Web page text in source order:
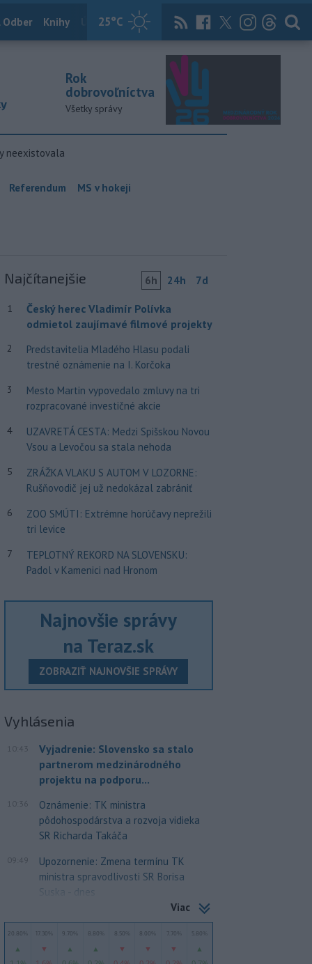
25°C
Odber Knihy Útulkovo Magazín News Now Archív
Rok
dobrovoľníctva
Všetky správy
neexistovala
Referendum MS v hokeji
Najčítanejšie 6h 24h 7d
1
Český herec Vladimír Polívka
odmietol zaujímavé filmové projekty
2
Predstavitelia Mladého Hlasu podali
trestné oznámenie na I. Korčoka
3
Mesto Martin vypovedalo zmluvy na tri
rozpracované investičné akcie
4
UZAVRETÁ CESTA: Medzi Spišskou Novou
Vsou a Levočou sa stala nehoda
5
ZRÁŽKA VLAKU S AUTOM V LOZORNE:
Rušňovodič jej už nedokázal zabrániť
6
ZOO SMÚTI: Extrémne horúčavy neprežili
tri levice
7
TEPLOTNÝ REKORD NA SLOVENSKU:
Padol v Kamenici nad Hronom
Najnovšie správy
na Teraz.sk
ZOBRAZIŤ NAJNOVŠIE SPRÁVY
Vyhlásenia
10:43
Vyjadrenie: Slovensko sa stalo
partnerom medzinárodného
projektu na podporu...
10:36
Oznámenie: TK ministra
pôdohospodárstva a rozvoja vidieka
SR Richarda Takáča
09:49
Upozornenie: Zmena termínu TK
ministra spravodlivosti SR Borisa
Suska - dnes
Viac